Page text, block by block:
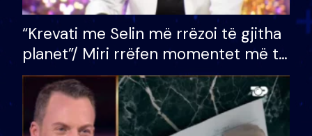
“Krevati me Selin më rrëzoi të gjitha
planet”/ Miri rrëfen momentet më të
bukura në shtëpinë e BB VIP: Do më
mungojë zilja e mëngjesit kur…